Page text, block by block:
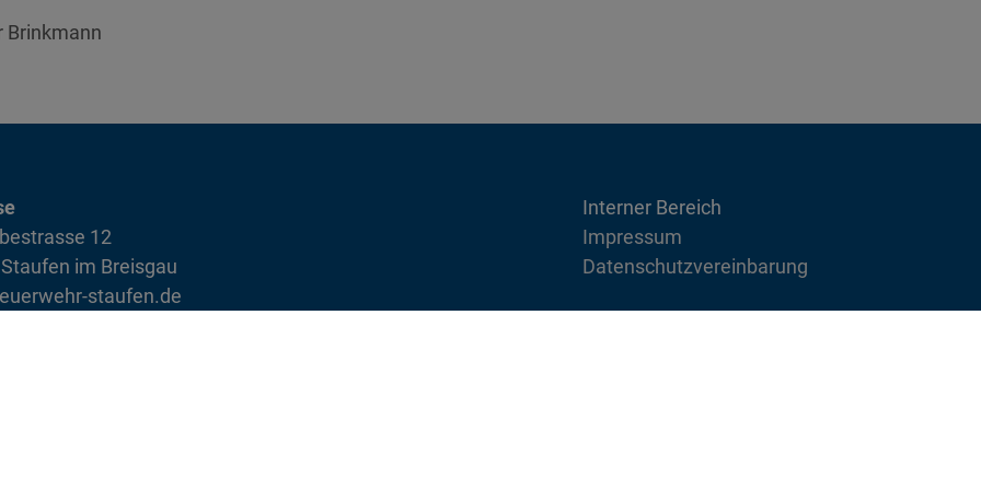
Brinkmann
12
im Breisgau
staufen.de
Interner Bereich
Impressum
Datenschutzvereinbarung